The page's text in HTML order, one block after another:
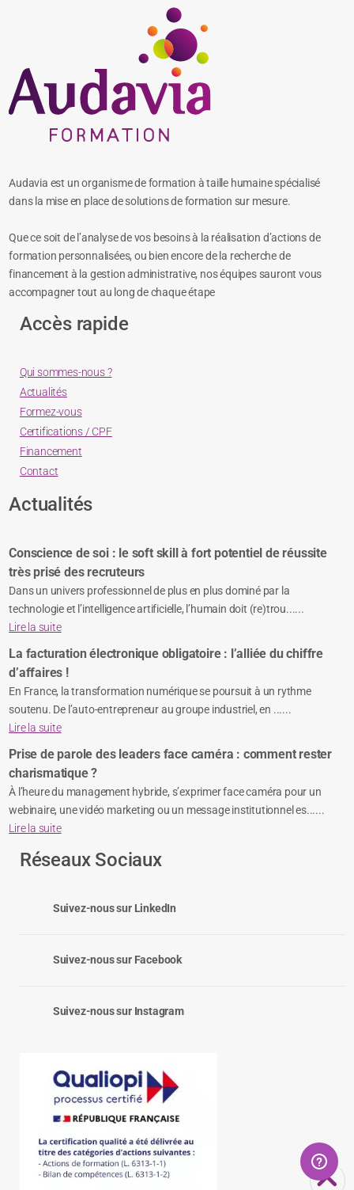
Audavia est un organisme de formation à taille humaine spécialisé
dans la mise en place de solutions de formation sur mesure.
Que ce soit de l’analyse de vos besoins à la réalisation d’actions de
formation personnalisées, ou bien encore de la recherche de
financement à la gestion administrative, nos équipes sauront vous
accompagner tout au long de chaque étape
Accès rapide
Qui sommes-nous ?
Actualités
Formez-vous
Certifications / CPF
Financement
Contact
Actualités
Conscience de soi : le soft skill à fort potentiel de réussite
très prisé des recruteurs
Dans un univers professionnel de plus en plus dominé par la
technologie et l’intelligence artificielle, l’humain doit (re)trou......
Lire la suite
La facturation électronique obligatoire : l’alliée du chiffre
d’affaires !
En France, la transformation numérique se poursuit à un rythme
soutenu. De l’auto-entrepreneur au groupe industriel, en ......
Lire la suite
Prise de parole des leaders face caméra : comment rester
charismatique ?
À l’heure du management hybride, s’exprimer face caméra pour un
webinaire, une vidéo marketing ou un message institutionnel es......
Lire la suite
Réseaux Sociaux
Suivez-nous sur LinkedIn
Suivez-nous sur Facebook
Suivez-nous sur Instagram